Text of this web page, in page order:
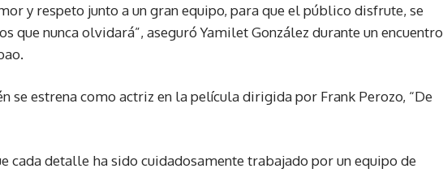
y respeto junto a un gran equipo, para que el público disfrute, se
que nunca olvidará”, aseguró Yamilet González durante un encuentro
se estrena como actriz en la película dirigida por Frank Perozo, “De
cada detalle ha sido cuidadosamente trabajado por un equipo de